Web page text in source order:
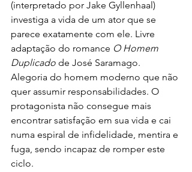
(interpretado por Jake Gyllenhaal)
investiga a vida de um ator que se
parece exatamente com ele. Livre
adaptação do romance O Homem
Duplicado de José Saramago.
Alegoria do homem moderno que não
quer assumir responsabilidades. O
protagonista não consegue mais
encontrar satisfação em sua vida e cai
numa espiral de infidelidade, mentira e
fuga, sendo incapaz de romper este
ciclo.